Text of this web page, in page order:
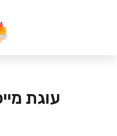
עוגת